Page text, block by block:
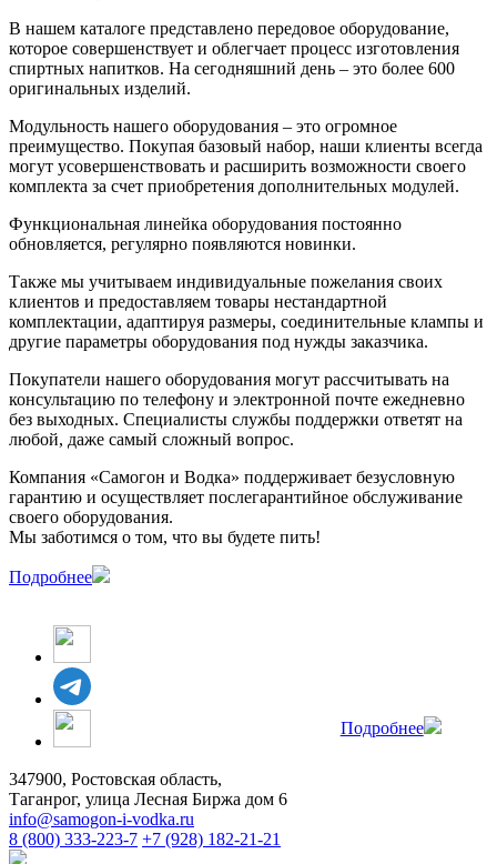
Подробнее
В нашем каталоге представлено передовое оборудование,
которое совершенствует и облегчает процесс изготовления
спиртных напитков. На сегодняшний день – это более 600
оригинальных изделий.
Модульность нашего оборудования – это огромное
преимущество. Покупая базовый набор, наши клиенты всегда
могут усовершенствовать и расширить возможности своего
комплекта за счет приобретения дополнительных модулей.
Функциональная линейка оборудования постоянно
обновляется, регулярно появляются новинки.
Также мы учитываем индивидуальные пожелания своих
клиентов и предоставляем товары нестандартной
комплектации, адаптируя размеры, соединительные клампы и
другие параметры оборудования под нужды заказчика.
Покупатели нашего оборудования могут рассчитывать на
консультацию по телефону и электронной почте ежедневно
без выходных. Специалисты службы поддержки ответят на
любой, даже самый сложный вопрос.
Компания «Самогон и Водка» поддерживает безусловную
гарантию и осуществляет послегарантийное обслуживание
своего оборудования.
Мы заботимся о том, что вы будете пить!
Подробнее
347900, Ростовская область,
Таганрог, улица Лесная Биржа дом 6
info@samogon-i-vodka.ru
8 (800) 333-223-7 +7 (928) 182-21-21